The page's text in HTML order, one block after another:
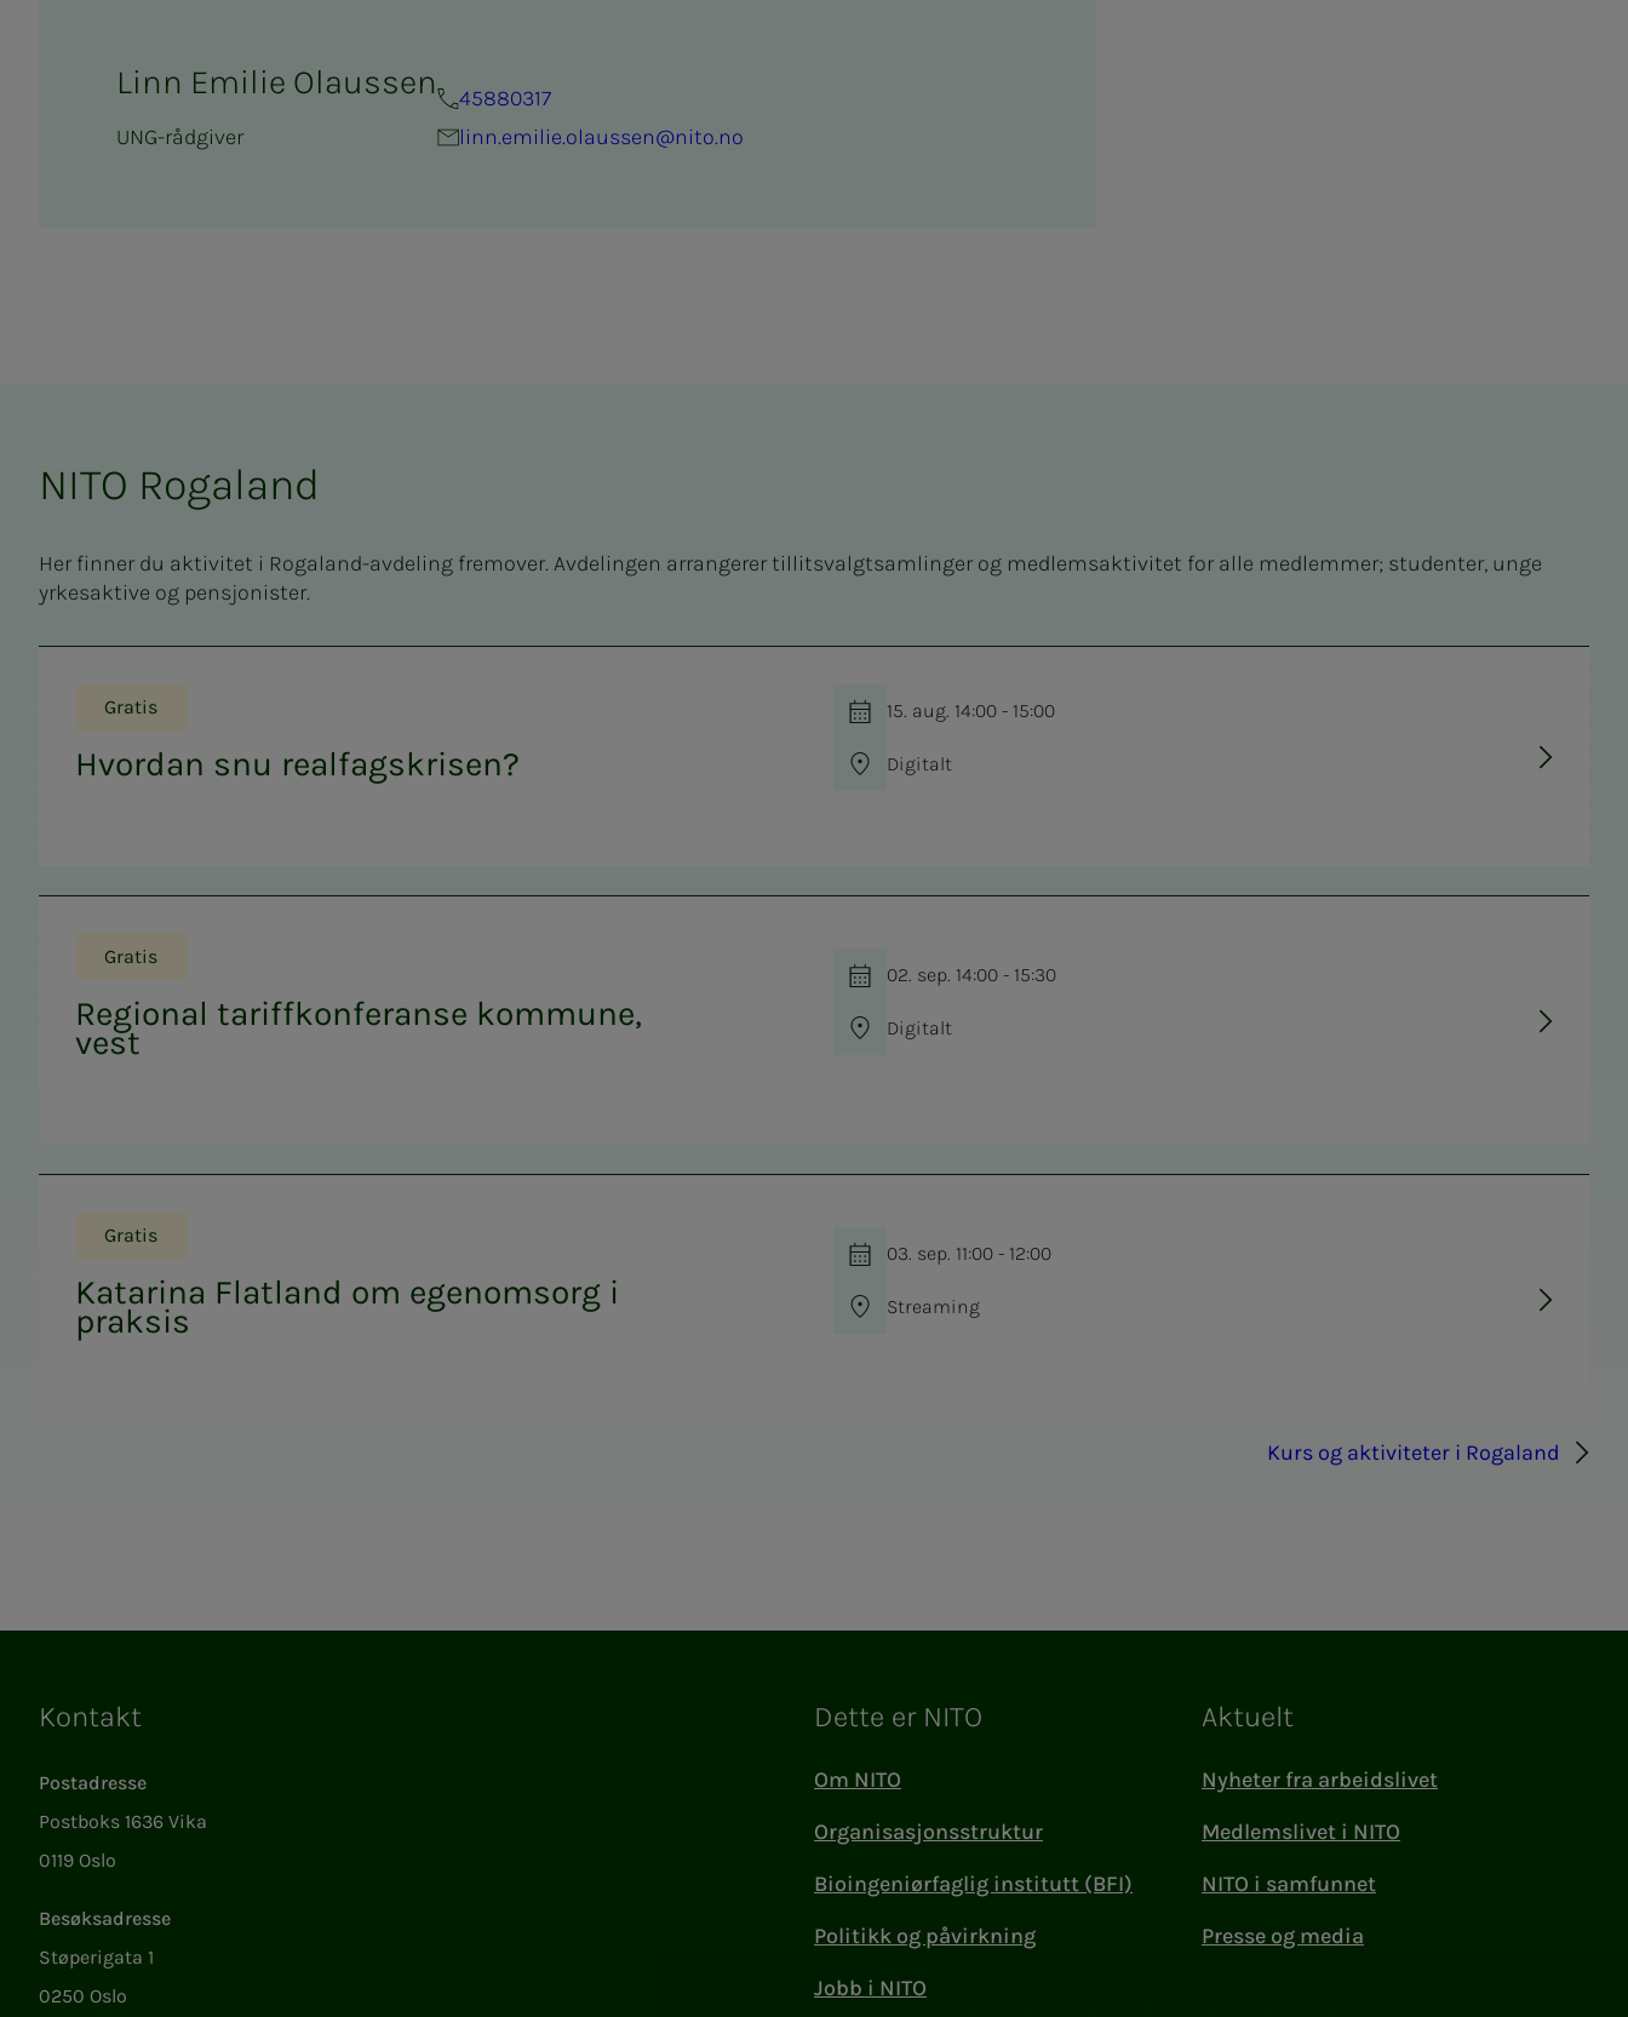
Linn Emilie Olaussen
UNG-rådgiver
45880317
linn.emilie.olaussen@nito.no
NITO Rogaland
Her finner du aktivitet i Rogaland-avdeling fremover. Avdelingen arrangerer tillitsvalgtsamlinger og medlemsaktivitet for alle medlemmer; studenter, unge
yrkesaktive og pensjonister.
Gratis
Hvordan snu realfagskrisen?
15. aug. 14:00 - 15:00
Digitalt
Gratis
Regional tariffkonferanse kommune,
vest
02. sep. 14:00 - 15:30
Digitalt
Gratis
Katarina Flatland om egenomsorg i
praksis
03. sep. 11:00 - 12:00
Streaming
Kurs og aktiviteter i Rogaland
Kontakt
Postadresse
Postboks 1636 Vika
0119 Oslo
Besøksadresse
Støperigata 1
0250 Oslo
Dette er NITO
Om NITO
Organisasjonsstruktur
Bioingeniørfaglig institutt (BFI)
Politikk og påvirkning
Jobb i NITO
Aktuelt
Nyheter fra arbeidslivet
Medlemslivet i NITO
NITO i samfunnet
Presse og media